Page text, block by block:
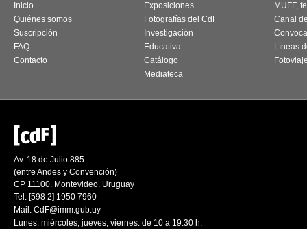
Inicio
Quiénes somos
Suscripción
FAQ
Contacto
Exposiciones
Fotografías del CdF
Investigación
Educativa
Catálogo
Mediateca
MUFF,
Canal
Líneas
Av. 18 de Julio 885
(entre Andes y Convención)
CP 11100. Montevideo. Uruguay
Tel: [598 2] 1950 7960
Mail: CdF@imm.gub.uy
Lunes, miércoles, jueves, viernes: de 10 a 19.30 h.